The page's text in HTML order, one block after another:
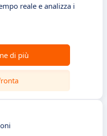
reale e analizza i
di più